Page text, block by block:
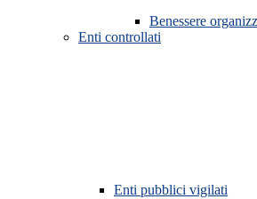
Benessere
Enti controllati
Enti pubblici vigilati